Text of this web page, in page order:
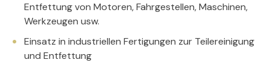
Entfettung von Motoren, Fahrgestellen, Maschinen,
Werkzeugen usw.
Einsatz in industriellen Fertigungen zur Teilereinigung
und Entfettung